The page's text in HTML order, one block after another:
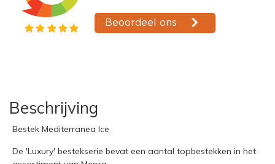
Beschrijving
Bestek Mediterranea Ice
De 'Luxury' bestekserie bevat een aantal topbestekken in het